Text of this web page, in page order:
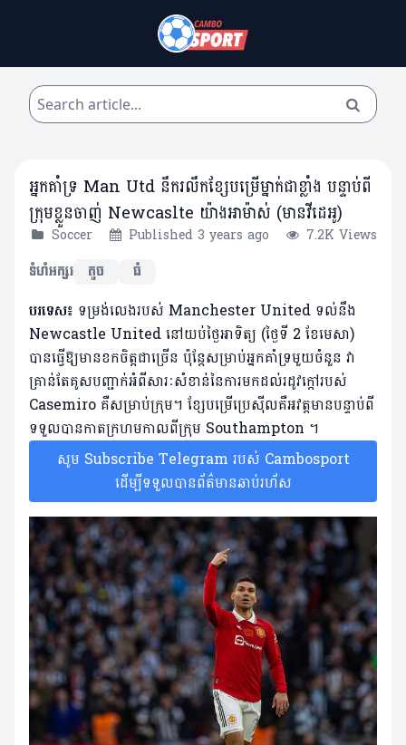
អ្នកគាំទ្រ Man Utd នឹករលឹកខ្សែបម្រើម្នាក់ជាខ្លាំង បន្ទាប់ពី
ក្រុមខ្លួនចាញ់ Newcaslte យ៉ាងអាម៉ាស់ (មានវីដេអូ)
Soccer Published 3 years ago
7.2K Views
ទំហំអក្សរ
តូច ធំ
បរទេស៖ ទម្រង់លេងរបស់ Manchester United ទល់នឹង
Newcastle United នៅយប់ថ្ងៃអាទិត្យ (ថ្ងៃទី 2 ខែមេសា)
បានធ្វើឱ្យមានខកចិត្តជាច្រើន ប៉ុន្តែសម្រាប់អ្នកគាំទ្រមួយចំនួន វា
គ្រាន់តែគូសបញ្ជាក់អំពីសារៈសំខាន់នៃការមកដល់រដូវក្តៅរបស់
Casemiro គឺសម្រាប់ក្រុម។ ខ្សែបម្រើប្រេស៊ីលគឺអវត្តមានបន្ទាប់ពី
ទទួលបានកាតក្រហមកាលពីក្រុម Southampton ។
សូម Subscribe Telegram របស់ Cambosport
ដើម្បីទទួលបានព័ត៌មានឆាប់រហ័ស